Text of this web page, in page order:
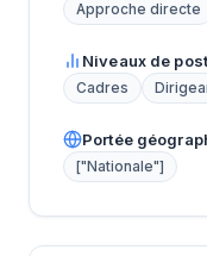
Approche directe
Niveaux de
Cadres
Portée
["Nationale"]